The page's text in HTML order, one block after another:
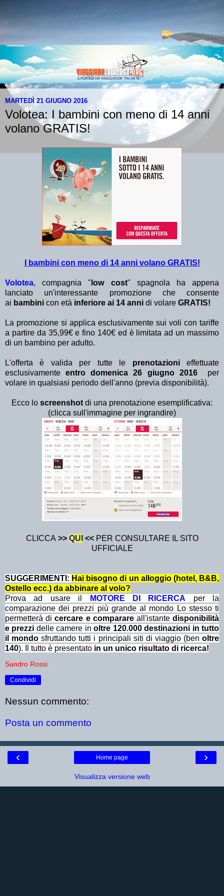
MARTEDÌ 21 GIUGNO 2016
Volotea: I bambini con meno di 14 anni
volano GRATIS!
I bambini con meno di 14 anni volano GRATIS!
Volotea, compagnia " low cost" spagnola ha appena
lanciato un'interessante promozione che consente
ai bambini con età inferiore ai 14 anni di volare GRATIS!
La promozione si applica esclusivamente sui voli con tariffe
a partire da 35,99€ e fino 140€ ed è limitata ad un massimo
di un bambino per adulto.
L'offerta è valida per tutte le prenotazionieffettuate
esclusivamenteentro domenica 26 giugno 2016per
volare in qualsiasi periodo dell'anno (previa disponibilità).
Ecco lo screenshot di una prenotazione esemplificativa:
(clicca sull'immagine per ingrandire)
CLICCA >> QUI <<PER CONSULTARE IL SITO
UFFICIALE
SUGGERIMENTI: Hai bisogno di un alloggio (hotel, B&B,
Ostello ecc.) da abbinare al volo?
Prova ad usare il
MOTORE DI RICERCA
per la
comparazione dei prezzi più grande al mondo Lo stesso ti
permetterà dicercare e comparare all'istantedisponibilità
e prezzi delle camere inoltre 120.000 destinazioni in tutto
il mondo sfruttando tutti i principali siti di viaggio (benoltre
140). Il tutto è presentato in un unico risultato di ricerca!
Sandro Rossi
Condividi
Nessun commento:
Posta un commento
‹ ›
Home page
Visualizza versione web